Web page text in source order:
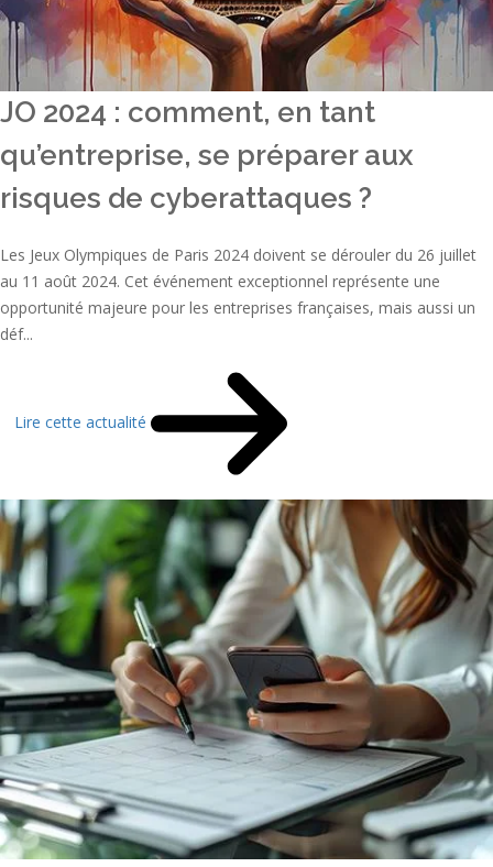
JO 2024 : comment, en tant
qu’entreprise, se préparer aux
risques de cyberattaques ?
Les Jeux Olympiques de Paris 2024 doivent se dérouler du 26 juillet
au 11 août 2024. Cet événement exceptionnel représente une
opportunité majeure pour les entreprises françaises, mais aussi un
déf...
Lire cette actualité